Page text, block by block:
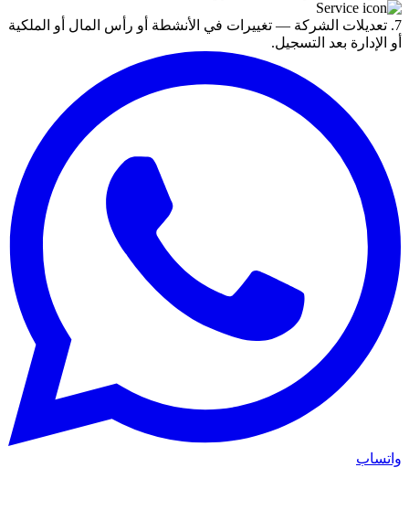
7. تعديلات الشركة — تغييرات في الأنشطة أو رأس المال أو الملكية
أو الإدارة بعد التسجيل.
واتساب